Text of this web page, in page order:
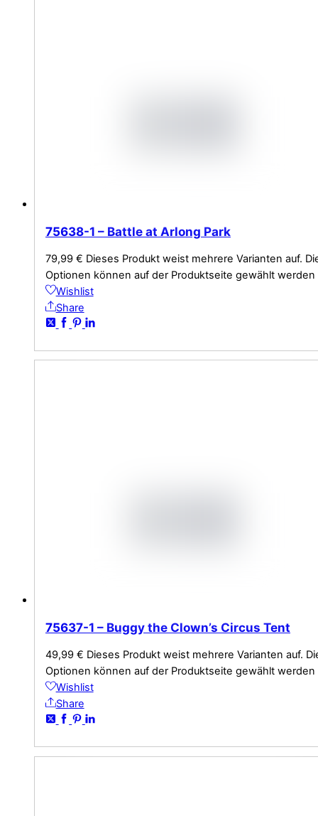
75638-1 – Battle at Arlong Park
79,99 € Dieses Produkt weist mehrere Varianten auf.
Optionen können auf der Produktseite gewählt werden
Wishlist
Share
75637-1 – Buggy the Clown’s Circus Tent
49,99 € Dieses Produkt weist mehrere Varianten auf.
Optionen können auf der Produktseite gewählt werden
Wishlist
Share